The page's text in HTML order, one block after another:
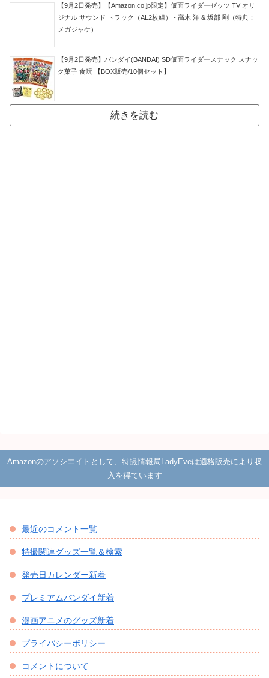
【9月2日発売】【Amazon.co.jp限定】仮面ライダーゼッツ TV オリ
ジナル サウンド トラック（AL2枚組） - 高木 洋 & 坂部 剛（特典：
メガジャケ）
【9月2日発売】バンダイ(BANDAI) SD仮面ライダースナック スナッ
ク菓子 食玩 【BOX販売/10個セット】
続きを読む
Amazonのアソシエイトとして、特撮情報局LadyEveは適格販売により収
入を得ています
最近のコメント一覧
特撮関連グッズ一覧＆検索
発売日カレンダー新着
プレミアムバンダイ新着
漫画アニメのグッズ新着
プライバシーポリシー
コメントについて